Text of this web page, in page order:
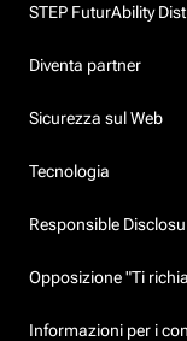
STEP FuturAbility
Diventa partner
Sicurezza sul Web
Tecnologia
Responsible
Opposizione "Ti
Informazioni per i